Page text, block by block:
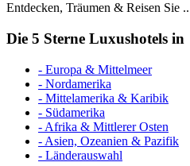
Entdecken, Träumen & Reisen Sie
Die 5 Sterne Luxushotels in
- Europa & Mittelmeer
- Nordamerika
- Mittelamerika & Karibik
- Südamerika
- Afrika & Mittlerer Osten
- Asien, Ozeanien & Pazifik
- Länderauswahl